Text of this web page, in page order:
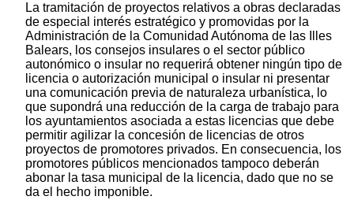
La tramitación de proyectos relativos a obras declaradas
de especial interés estratégico y promovidas por la
Administración de la Comunidad Autónoma de las Illes
Balears, los consejos insulares o el sector público
autonómico o insular no requerirá obtener ningún tipo de
licencia o autorización municipal o insular ni presentar
una comunicación previa de naturaleza urbanística, lo
que supondrá una reducción de la carga de trabajo para
los ayuntamientos asociada a estas licencias que debe
permitir agilizar la concesión de licencias de otros
proyectos de promotores privados. En consecuencia, los
promotores públicos mencionados tampoco deberán
abonar la tasa municipal de la licencia, dado que no se
da el hecho imponible.